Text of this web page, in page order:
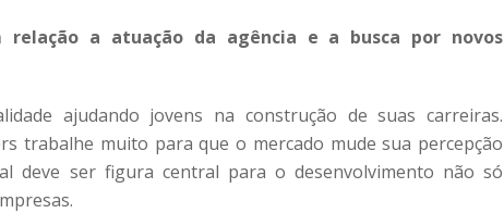
relação a atuação da agência e a busca por novos
ajudando jovens na construção de suas carreiras.
trabalhe muito para que o mercado mude sua percepção
deve ser figura central para o desenvolvimento não só